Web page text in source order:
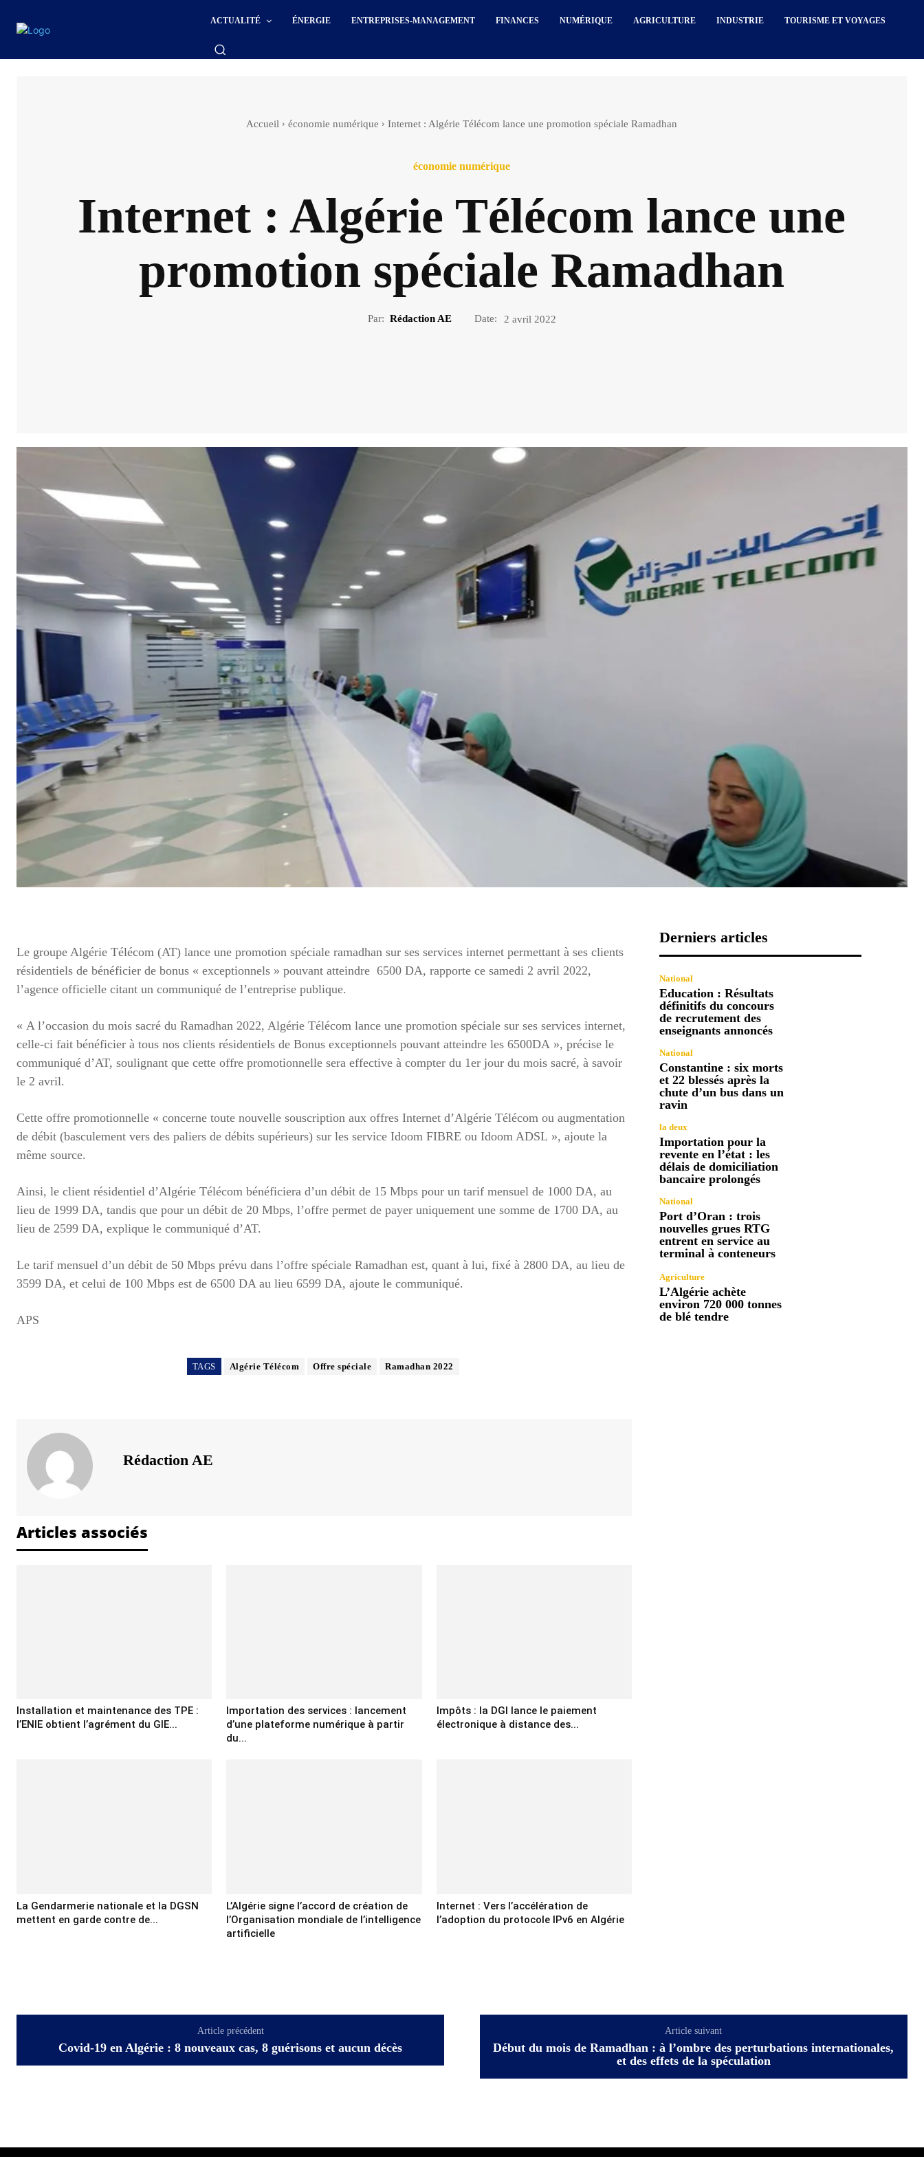
ACTUALITÉ ÉNERGIE ENTREPRISES-MANAGEMENT FINANCES NUMÉRIQUE AGRICULTURE INDUSTRIE TOURISME ET VOYAGES
Accueil économie numérique Internet : Algérie Télécom lance une promotion spéciale Ramadhan
économie numérique
Internet : Algérie Télécom lance une
promotion spéciale Ramadhan
Par: Rédaction AE Date: 2 avril 2022
Le groupe Algérie Télécom (AT) lance une promotion spéciale ramadhan sur ses services internet permettant à ses clients
résidentiels de bénéficier de bonus « exceptionnels » pouvant atteindre 6500 DA, rapporte ce samedi 2 avril 2022,
l’agence officielle citant un communiqué de l’entreprise publique.
« A l’occasion du mois sacré du Ramadhan 2022, Algérie Télécom lance une promotion spéciale sur ses services internet,
celle-ci fait bénéficier à tous nos clients résidentiels de Bonus exceptionnels pouvant atteindre les 6500DA », précise le
communiqué d’AT, soulignant que cette offre promotionnelle sera effective à compter du 1er jour du mois sacré, à savoir
le 2 avril.
Cette offre promotionnelle « concerne toute nouvelle souscription aux offres Internet d’Algérie Télécom ou augmentation
de débit (basculement vers des paliers de débits supérieurs) sur les service Idoom FIBRE ou Idoom ADSL », ajoute la
même source.
Ainsi, le client résidentiel d’Algérie Télécom bénéficiera d’un débit de 15 Mbps pour un tarif mensuel de 1000 DA, au
lieu de 1999 DA, tandis que pour un débit de 20 Mbps, l’offre permet de payer uniquement une somme de 1700 DA, au
lieu de 2599 DA, explique le communiqué d’AT.
Le tarif mensuel d’un débit de 50 Mbps prévu dans l’offre spéciale Ramadhan est, quant à lui, fixé à 2800 DA, au lieu de
3599 DA, et celui de 100 Mbps est de 6500 DA au lieu 6599 DA, ajoute le communiqué.
APS
TAGS Algérie Télécom Offre spéciale Ramadhan 2022
Rédaction AE
Articles associés
Installation et maintenance des TPE :
l’ENIE obtient l’agrément du GIE...
Importation des services : lancement
d’une plateforme numérique à partir
du...
Impôts : la DGI lance le paiement
électronique à distance des...
La Gendarmerie nationale et la DGSN
mettent en garde contre de...
L’Algérie signe l’accord de création de
l’Organisation mondiale de l’intelligence
artificielle
Internet : Vers l’accélération de
l’adoption du protocole IPv6 en Algérie
Derniers articles
National
Education : Résultats
définitifs du concours
de recrutement des
enseignants annoncés
National
Constantine : six morts
et 22 blessés après la
chute d’un bus dans un
ravin
la deux
Importation pour la
revente en l’état : les
délais de domiciliation
bancaire prolongés
National
Port d’Oran : trois
nouvelles grues RTG
entrent en service au
terminal à conteneurs
Agriculture
L’Algérie achète
environ 720 000 tonnes
de blé tendre
Article précédent
Covid-19 en Algérie : 8 nouveaux cas, 8 guérisons et aucun décès
Article suivant
Début du mois de Ramadhan : à l’ombre des perturbations internationales,
et des effets de la spéculation